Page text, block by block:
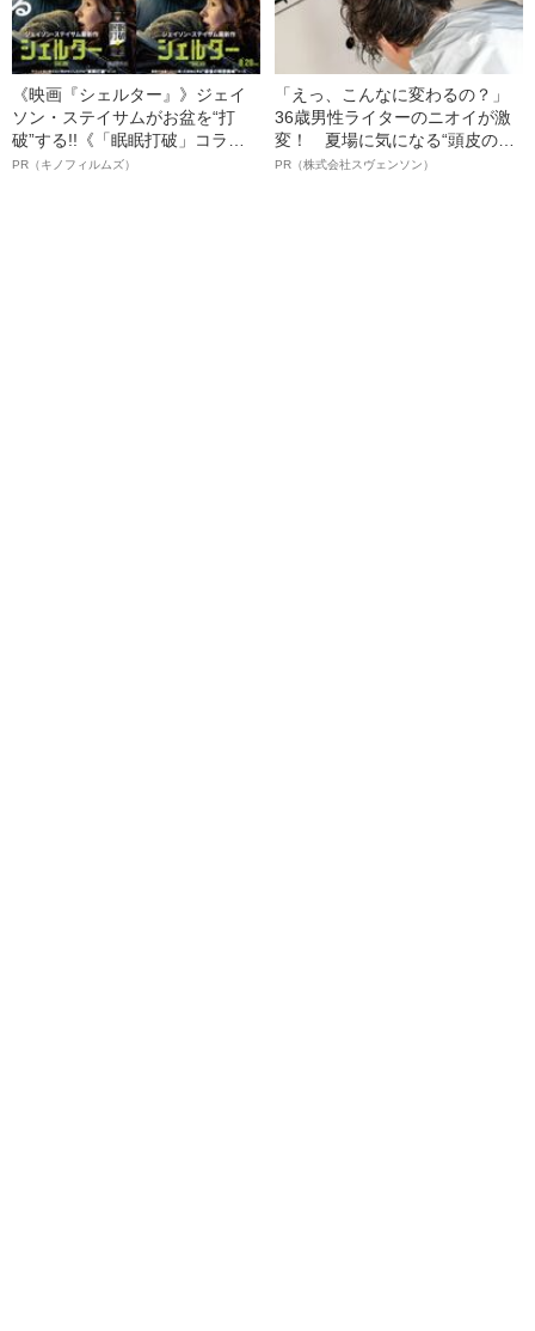
《映画『シェルター』》ジェイ
ソン・ステイサムがお盆を“打
破”する!!《「眠眠打破」コラ
ボ》
PR（キノフィルムズ）
「えっ、こんなに変わるの？」
36歳男性ライターのニオイが激
変！ 夏場に気になる“頭皮のニ
オイ”や“ベタつき”を解消す
PR（株式会社スヴェンソン）